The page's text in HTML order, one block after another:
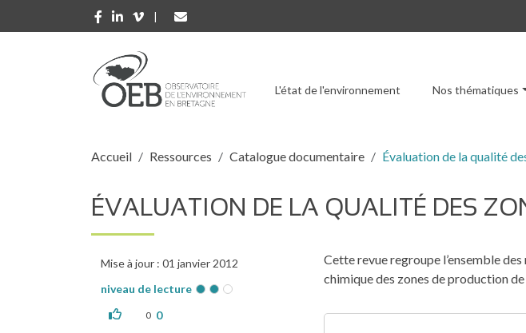
Aller au contenu principal
L'état de l'environnement Nos thématiques
Fil d'Ariane
Accueil Ressources Catalogue documentaire Évaluation de la qualité
ÉVALUATION DE LA QUALITÉ DES
Mise à jour : 01 janvier 2012
niveau de lecture
0 0
Cette revue regroupe l’ensemble
chimique des zones de production